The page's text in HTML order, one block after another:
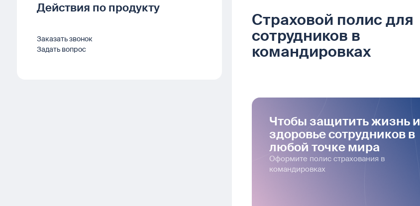
Действия по продукту
Заказать звонок
Задать вопрос
Страховой полис для
сотрудников в
командировках
Чтобы защитить жизнь и
здоровье сотрудников в
любой точке мира
Оформите полис страхования в
командировках